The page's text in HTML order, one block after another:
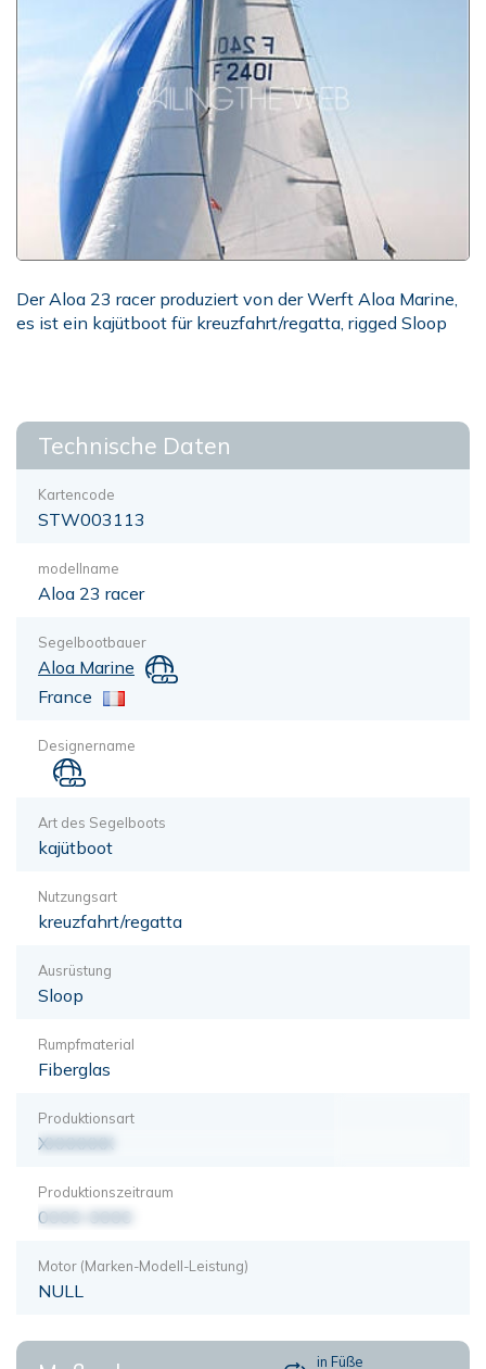
Der Aloa 23 racer produziert von der Werft Aloa Marine,
es ist ein kajütboot für kreuzfahrt/regatta, rigged Sloop
Technische Daten
Kartencode
STW003113
modellname
Aloa 23 racer
Segelbootbauer
Aloa Marine
France
Designername
Art des Segelboots
kajütboot
Nutzungsart
kreuzfahrt/regatta
Ausrüstung
Sloop
Rumpfmaterial
Fiberglas
Produktionsart
XXXXXXX
Produktionszeitraum
0000-0000
Motor (Marken-Modell-Leistung)
NULL
in Füße